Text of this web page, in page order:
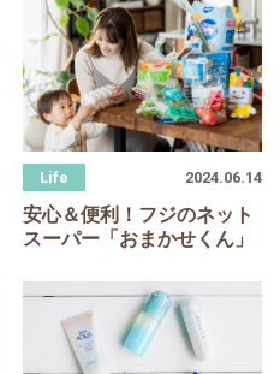
安心＆便利！フジのネット
スーパー「おまかせくん」
2024.06.14